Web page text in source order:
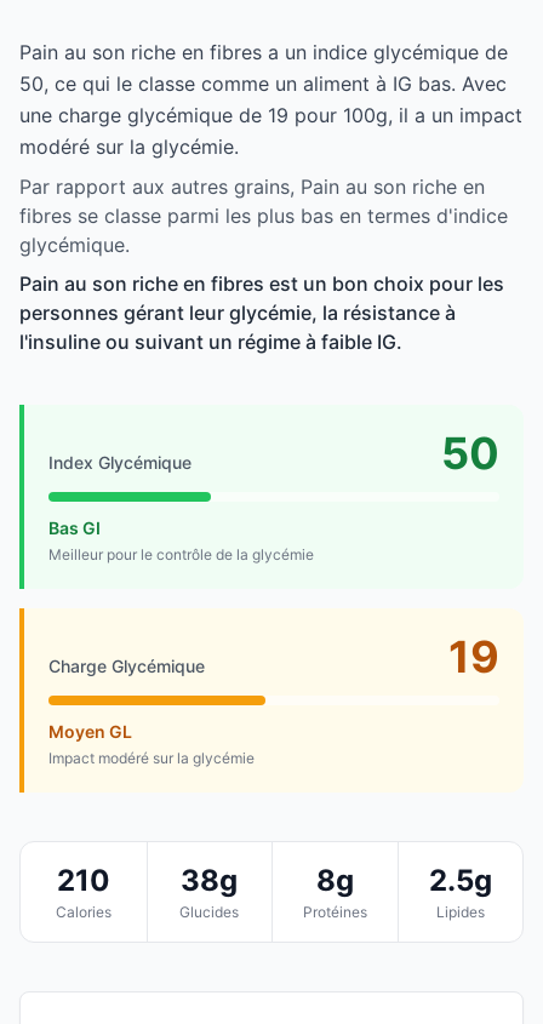
Pain au son riche en fibres a un indice glycémique de
50, ce qui le classe comme un aliment à IG bas. Avec
une charge glycémique de 19 pour 100g, il a un impact
modéré sur la glycémie.
Par rapport aux autres grains, Pain au son riche en
fibres se classe parmi les plus bas en termes d'indice
glycémique.
Pain au son riche en fibres est un bon choix pour les
personnes gérant leur glycémie, la résistance à
l'insuline ou suivant un régime à faible IG.
Index Glycémique 50
Bas GI
Meilleur pour le contrôle de la glycémie
Charge Glycémique 19
Moyen GL
Impact modéré sur la glycémie
210
Calories
38g
Glucides
8g
Protéines
2.5g
Lipides